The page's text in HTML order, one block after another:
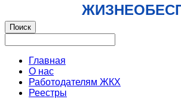
Главная
О нас
Работодателям ЖКХ
Реестры